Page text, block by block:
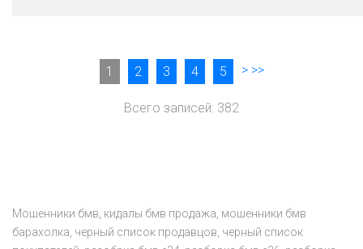
1 2 3 4 5 > >>
Всего записей: 382
Мошенники бмв, кидалы бмв продажа, мошенники бмв
барахолка, черный список продавцов, черный список